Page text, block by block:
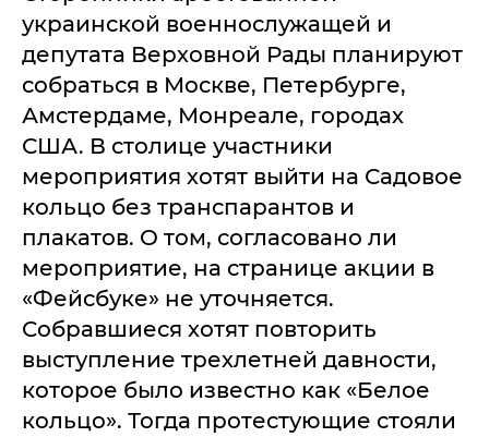
украинской военнослужащей и
депутата Верховной Рады планируют
собраться в Москве, Петербурге,
Амстердаме, Монреале, городах
США. В столице участники
мероприятия хотят выйти на Садовое
кольцо без транспарантов и
плакатов. О том, согласовано ли
мероприятие, на странице акции в
«Фейсбуке» не уточняется.
Собравшиеся хотят повторить
выступление трехлетней давности,
которое было известно как «Белое
кольцо». Тогда протестующие стояли